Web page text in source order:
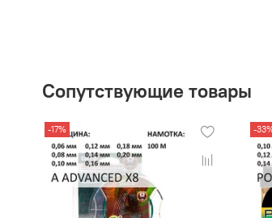
Сопутствующие товары
-17% -